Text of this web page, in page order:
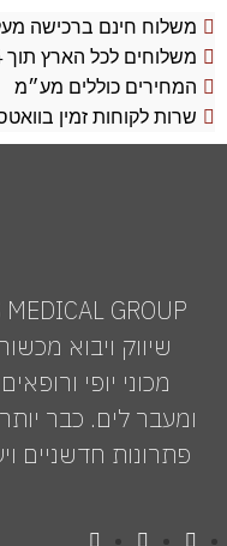
משלוח חינם ברכישה מעל 300
משלוחים לכל הארץ תוך 1-4 ימי עסקים
המחירים כוללים מע״מ
שרות לקוחות זמין בוואטסאפ: 054-
שיווק ויבוא
מכוני יופי
ומעבר לים. כבר
פתרונות חדשניים